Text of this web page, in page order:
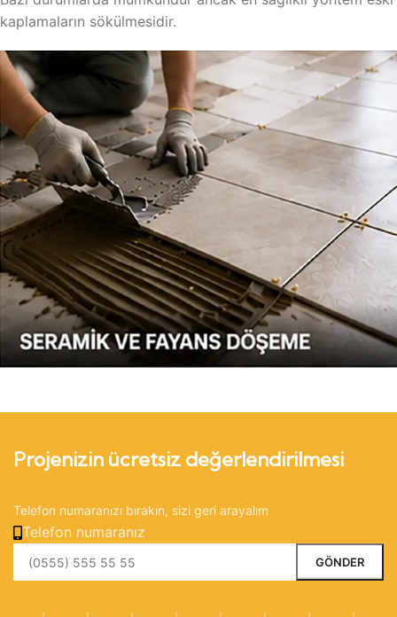
kaplamaların sökülmesidir.
Projenizin ücretsiz değerlendirilmesi
Telefon numaranızı bırakın, sizi geri arayalım
Telefon numaranız